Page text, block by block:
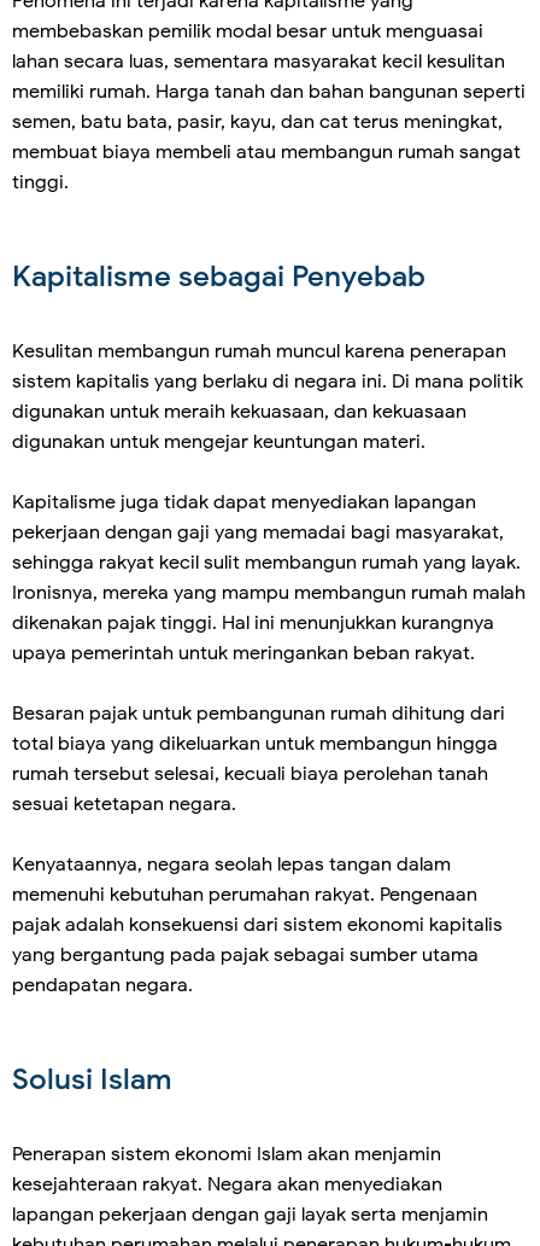
membebaskan pemilik modal besar untuk menguasai
lahan secara luas, sementara masyarakat kecil kesulitan
memiliki rumah. Harga tanah dan bahan bangunan seperti
semen, batu bata, pasir, kayu, dan cat terus meningkat,
membuat biaya membeli atau membangun rumah sangat
tinggi.
Kapitalisme sebagai Penyebab
Kesulitan membangun rumah muncul karena penerapan
sistem kapitalis yang berlaku di negara ini. Di mana politik
digunakan untuk meraih kekuasaan, dan kekuasaan
digunakan untuk mengejar keuntungan materi.
Kapitalisme juga tidak dapat menyediakan lapangan
pekerjaan dengan gaji yang memadai bagi masyarakat,
sehingga rakyat kecil sulit membangun rumah yang layak.
Ironisnya, mereka yang mampu membangun rumah malah
dikenakan pajak tinggi. Hal ini menunjukkan kurangnya
upaya pemerintah untuk meringankan beban rakyat.
Besaran pajak untuk pembangunan rumah dihitung dari
total biaya yang dikeluarkan untuk membangun hingga
rumah tersebut selesai, kecuali biaya perolehan tanah
sesuai ketetapan negara.
Kenyataannya, negara seolah lepas tangan dalam
memenuhi kebutuhan perumahan rakyat. Pengenaan
pajak adalah konsekuensi dari sistem ekonomi kapitalis
yang bergantung pada pajak sebagai sumber utama
pendapatan negara.
Solusi Islam
Penerapan sistem ekonomi Islam akan menjamin
kesejahteraan rakyat. Negara akan menyediakan
lapangan pekerjaan dengan gaji layak serta menjamin